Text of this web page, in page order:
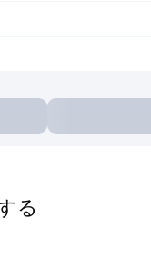
る